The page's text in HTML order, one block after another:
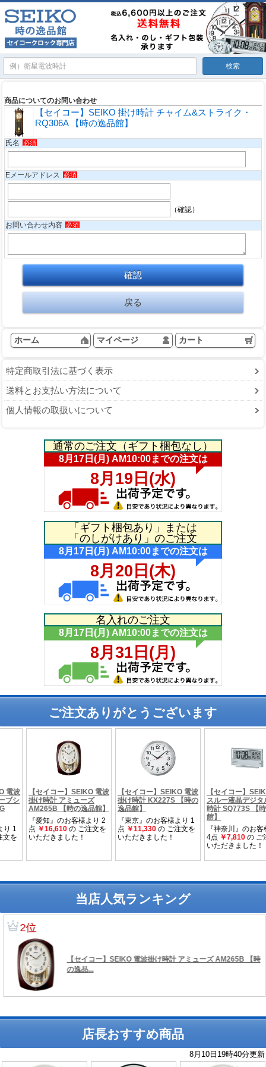
商品についてのお問い合わせ
【セイコー】SEIKO 掛け時計 チャイム&ストライク・
RQ306A 【時の逸品館】
氏名 必須
Eメールアドレス 必須
（確認）
お問い合わせ内容 必須
ホーム マイページ カート
特定商取引法に基づく表示
送料とお支払い方法について
個人情報の取扱いについて
通常のご注文（ギフト梱包なし）
「ギフト梱包あり」または
「のしがけあり」のご注文
名入れのご注文
ご注文ありがとうございます
当店人気ランキング
店長おすすめ商品